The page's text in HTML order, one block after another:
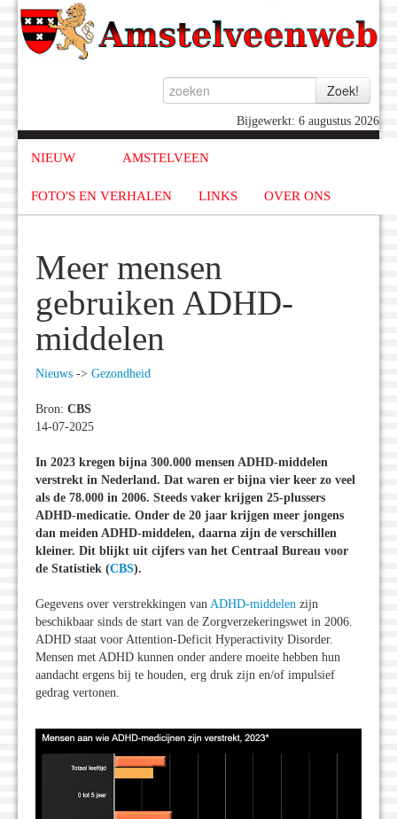
Bijgewerkt: 6 augustus 2026
NIEUW AMSTELVEEN
FOTO'S EN VERHALEN LINKS OVER ONS
Meer mensen
gebruiken ADHD-
middelen
Nieuws -> Gezondheid
Bron: CBS
14-07-2025
In 2023 kregen bijna 300.000 mensen ADHD-middelen
verstrekt in Nederland. Dat waren er bijna vier keer zo veel
als de 78.000 in 2006. Steeds vaker krijgen 25-plussers
ADHD-medicatie. Onder de 20 jaar krijgen meer jongens
dan meiden ADHD-middelen, daarna zijn de verschillen
kleiner. Dit blijkt uit cijfers van het Centraal Bureau voor
de Statistiek (CBS).
Gegevens over verstrekkingen van ADHD-middelen zijn
beschikbaar sinds de start van de Zorgverzekeringswet in 2006.
ADHD staat voor Attention-Deficit Hyperactivity Disorder.
Mensen met ADHD kunnen onder andere moeite hebben hun
aandacht ergens bij te houden, erg druk zijn en/of impulsief
gedrag vertonen.